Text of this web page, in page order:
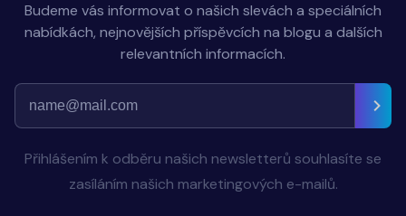
Budeme vás informovat o našich slevách a speciálních
nabídkách, nejnovějších příspěvcích na blogu a dalších
relevantních informacích.
Přihlášením k odběru našich newsletterů souhlasíte se
zasíláním našich marketingových e-mailů.